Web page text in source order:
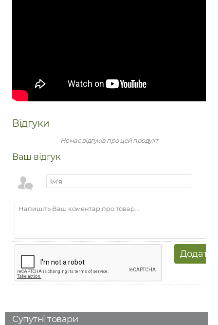
Відгуки
Немає відгуків про цей продукт
Ваш відгук
Супутні товари